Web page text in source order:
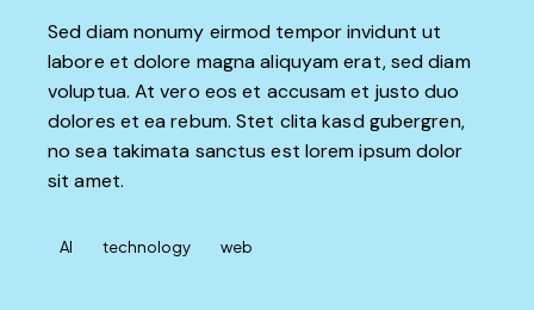
Sed diam nonumy eirmod tempor invidunt ut
labore et dolore magna aliquyam erat, sed diam
voluptua. At vero eos et accusam et justo duo
dolores et ea rebum. Stet clita kasd gubergren,
no sea takimata sanctus est lorem ipsum dolor
sit amet.
AI technology web